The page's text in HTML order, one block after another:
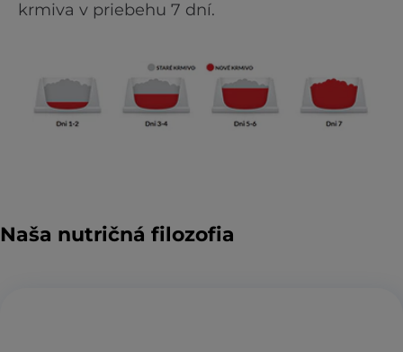
krmiva v priebehu 7 dní.
Naša nutričná filozofia